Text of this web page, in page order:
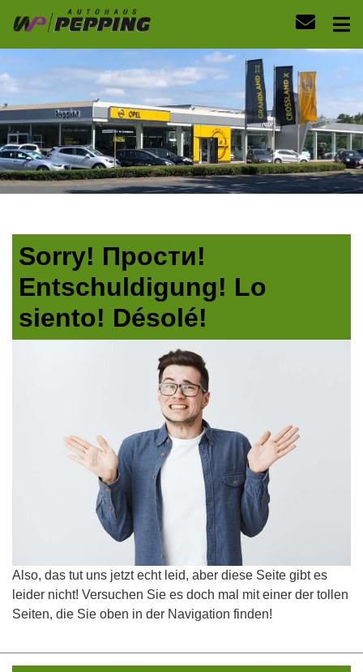
Sorry! Прости!
Entschuldigung! Lo
siento! Désolé!
Also, das tut uns jetzt echt leid, aber diese Seite gibt es
leider nicht! Versuchen Sie es doch mal mit einer der tollen
Seiten, die Sie oben in der Navigation finden!